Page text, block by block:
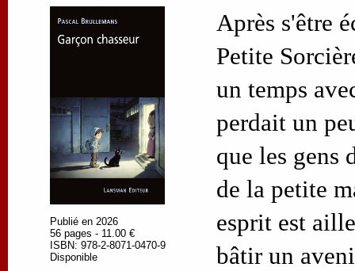
Publié en 2026
56 pages - 11.00 €
ISBN: 978-2-8071-0470-9
Disponible
Après s'être
Petite
un temps
perdait un
que les gens
de la petite
esprit est
bâtir un